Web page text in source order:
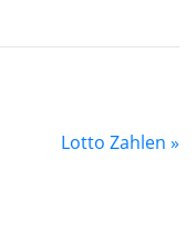
Lotto Zahlen »